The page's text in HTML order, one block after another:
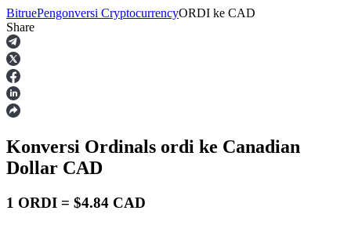
Berjangka
BitruePengonversi CryptocurrencyORDI ke CAD
Share
Konversi Ordinals ordi ke Canadian
Dollar CAD
1 ORDI = $4.84 CAD